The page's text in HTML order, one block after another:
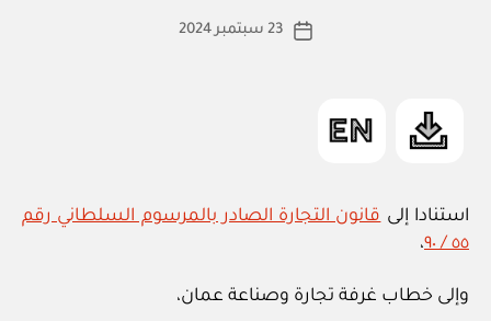
كاتب
ة
تاريخ
23 سبتمبر 2024
استنادا إلىقانون التجارة الصادر بالمرسوم السلطاني رقم
٥٥ / ٩٠
،
وإلى خطاب غرفة تجارة وصناعة عمان،